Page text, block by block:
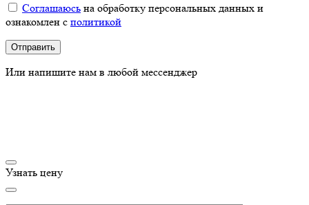
Соглашаюсь на обработку персональных данных и
ознакомлен с политикой
Или напишите нам в любой мессенджер
Узнать цену